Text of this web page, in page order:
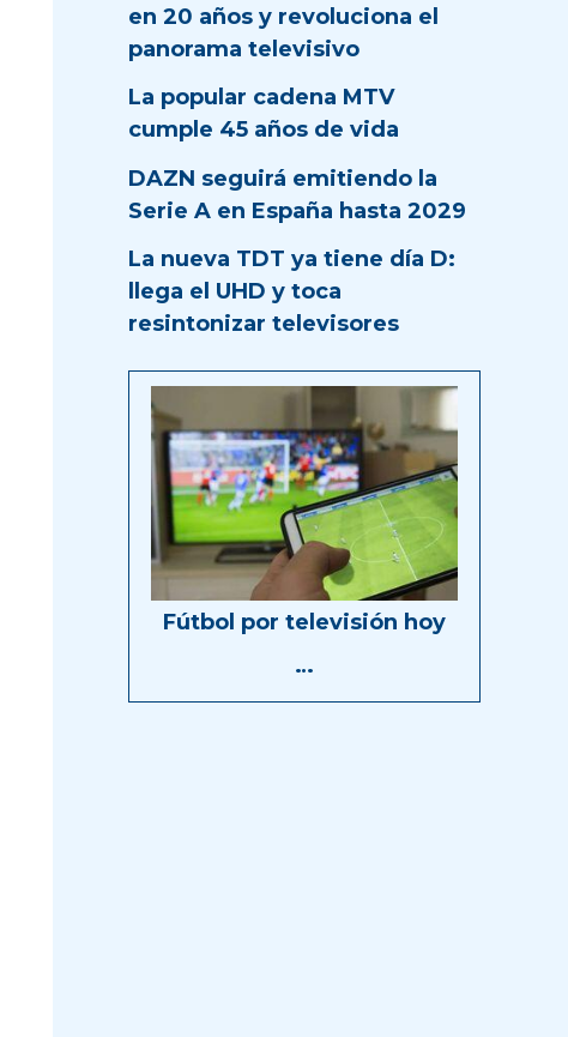
en 20 años y revoluciona el
panorama televisivo
La popular cadena MTV
cumple 45 años de vida
DAZN seguirá emitiendo la
Serie A en España hasta 2029
La nueva TDT ya tiene día D:
llega el UHD y toca
resintonizar televisores
Fútbol por televisión hoy
…